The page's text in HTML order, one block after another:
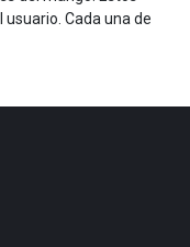
Cada una de